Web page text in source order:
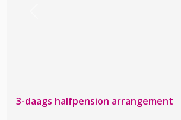
3-daags halfpension arrangement